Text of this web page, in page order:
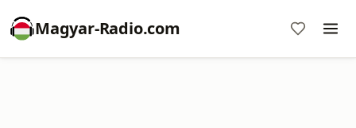
Magyar-Radio.com